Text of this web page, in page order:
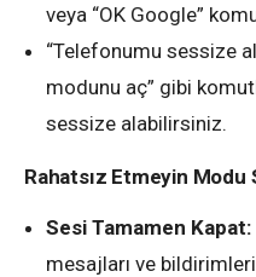
veya “OK Google”
“Telefonumu sessize
modunu aç” gibi
sessize alabilirsiniz.
Rahatsız Etmeyin Modu
Sesi Tamamen Kapat:
mesajları ve